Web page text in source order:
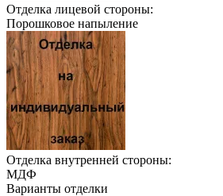
Отделка лицевой стороны:
Порошковое напыление
Отделка внутренней стороны:
МДФ
Варианты отделки